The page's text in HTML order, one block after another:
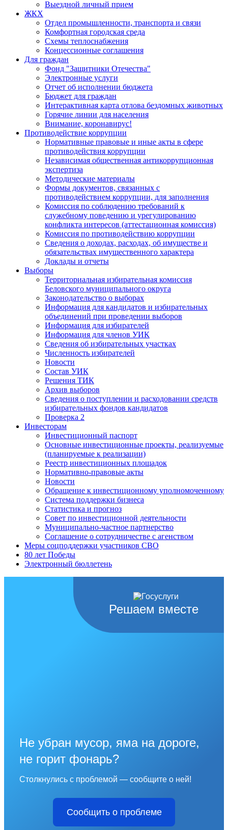
Выездной личный прием
ЖКХ
Отдел промышленности, транспорта и связи
Комфортная городская среда
Схемы теплоснабжения
Концессионные соглашения
Для граждан
Фонд "Защитники Отечества"
Электронные услуги
Отчет об исполнении бюджета
Бюджет для граждан
Интерактивная карта отлова бездомных животных
Горячие линии для населения
Внимание, коронавирус!
Противодействие коррупции
Нормативные правовые и иные акты в сфере
противодействия коррупции
Независимая общественная антикоррупционная
экспертиза
Методические материалы
Формы документов, связанных с
противодействием коррупции, для заполнения
Комиссия по соблюдению требований к
служебному поведению и урегулированию
конфликта интересов (аттестационная комиссия)
Комиссия по противодействию коррупции
Сведения о доходах, расходах, об имуществе и
обязательствах имущественного характера
Доклады и отчеты
Выборы
Территориальная избирательная комиссия
Беловского муниципального округа
Законодательство о выборах
Информация для кандидатов и избирательных
объединений при проведении выборов
Информация для избирателей
Информация для членов УИК
Сведения об избирательных участках
Численность избирателей
Новости
Состав УИК
Решения ТИК
Архив выборов
Сведения о поступлении и расходовании средств
избирательных фондов кандидатов
Проверка 2
Инвесторам
Инвестиционный паспорт
Основные инвестиционные проекты, реализуемые
(планируемые к реализации)
Реестр инвестиционных площадок
Нормативно-правовые акты
Новости
Обращение к инвестиционному уполномоченному
Система поддержки бизнеса
Статистика и прогноз
Совет по инвестиционной деятельности
Муниципально-частное партнерство
Соглашение о сотрудничестве с агенством
Меры соцподдержки участников СВО
80 лет Победы
Электронный бюллетень
Решаем вместе
Не убран мусор, яма на дороге,
не горит фонарь?
Столкнулись с проблемой — сообщите о ней!
Сообщить о проблеме